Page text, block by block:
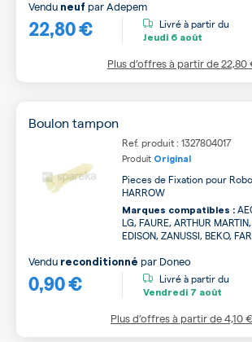
22,80 €
Vendu neuf parAdepem
Livré à partir du
Jeudi 6 août
Plus d’offres à partir de22,80
Boulon tampon
Ref. produit : 1327804017
Produit Original
Pieces de Fixation pour
HARROW
Marques compatibles :
LG, FAURE, ARTHUR
EDISON, ZANUSSI, BEKO,
0,90 €
Vendu reconditionné par Doneo
Livré à partir du
Vendredi 7 août
Plus d’offres à partir de4,10